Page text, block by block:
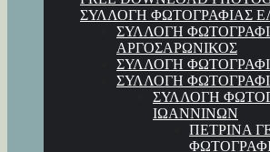
ΣΥΛΛΟΓΗ ΦΩΤΟΓΡΑΦΙΑΣ
ΣΥΛΛΟΓΗ
ΑΡΓΟΣΑΡΩΝΙΚΟΣ
ΣΥΛΛΟΓΗ
ΣΥΛΛΟΓΗ
ΣΥΛΛΟΓΗ
ΙΩΑΝΝΙΝΩΝ
ΠΕΤΡΙΝΑ